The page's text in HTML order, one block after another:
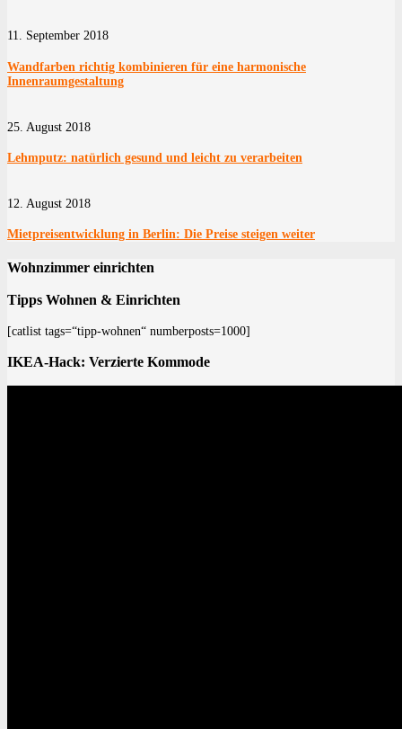
11. September 2018
Wandfarben richtig kombinieren für eine harmonische
Innenraumgestaltung
25. August 2018
Lehmputz: natürlich gesund und leicht zu verarbeiten
12. August 2018
Mietpreisentwicklung in Berlin: Die Preise steigen weiter
Wohnzimmer einrichten
Tipps Wohnen & Einrichten
[catlist tags=“tipp-wohnen“ numberposts=1000]
IKEA-Hack: Verzierte Kommode